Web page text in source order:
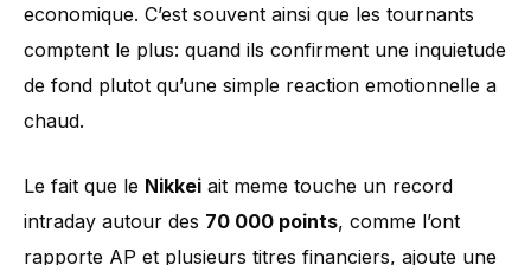
economique. C’est souvent ainsi que les tournants
comptent le plus: quand ils confirment une inquietude
de fond plutot qu’une simple reaction emotionnelle a
chaud.
Le fait que le Nikkei ait meme touche un record
intraday autour des 70 000 points, comme l’ont
rapporte AP et plusieurs titres financiers, ajoute une